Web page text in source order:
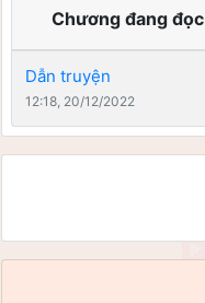
Chương đang đọc
Dẫn truyện
12:18, 20/12/2022